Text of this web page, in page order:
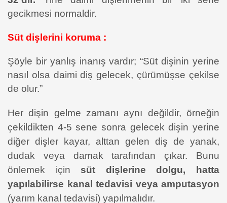
gecikmesi normaldir.
Süt dişlerini koruma :
Şöyle bir yanlış inanış vardır; “Süt dişinin yerine
nasıl olsa daimi diş gelecek, çürümüşse çekilse
de olur.”
Her dişin gelme zamanı aynı değildir, örneğin
çekildikten 4-5 sene sonra gelecek dişin yerine
diğer dişler kayar, alttan gelen diş de yanak,
dudak veya damak tarafından çıkar. Bunu
önlemek için süt dişlerine dolgu, hatta
yapılabilirse kanal tedavisi veya amputasyon
(yarım kanal tedavisi) yapılmalıdır.